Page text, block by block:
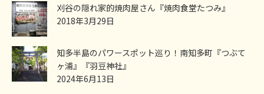
刈谷の隠れ家的焼肉屋さん『焼肉食堂たつみ』
2018年3月29日
知多半島のパワースポット巡り！南知多町『つぶて
ヶ浦』『羽豆神社』
2024年6月13日